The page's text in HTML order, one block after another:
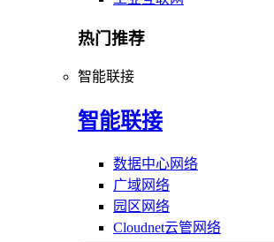
热门推荐
智能联接
智能联接
数据中心网络
广域网络
园区网络
Cloudnet云管网络